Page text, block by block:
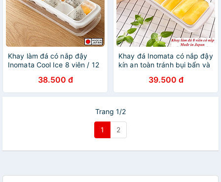
Khay làm đá có nắp đậy
Inomata Cool Ice 8 viên / 12
Nhật Bản |#Made in Japan
38.500 đ
Khay đá Inomata có nắp đậy
kín an toàn tránh bụi bẩn và
bảo vệ sinh khi sử dụng -nội
địa Nhật Bản
39.500 đ
Trang 1/2
1 2